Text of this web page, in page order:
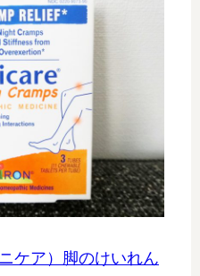
ケア）脚のけいれん